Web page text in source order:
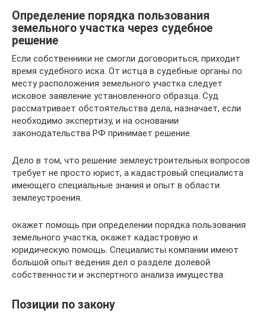
Определение порядка пользования
земельного участка через судебное
решение
Если собственники не смогли договориться, приходит
время судебного иска. От истца в судебные органы по
месту расположения земельного участка следует
исковое заявление установленного образца. Суд
рассматривает обстоятельства дела, назначает, если
необходимо экспертизу, и на основании
законодательства РФ принимает решение.
Дело в том, что решение землеустроительных вопросов
требует не просто юрист, а кадастровый специалиста
имеющего специальные знания и опыт в области
землеустроения.
окажет помощь при определении порядка пользования
земельного участка, окажет кадастровую и
юридическую помощь. Специалисты компании имеют
большой опыт ведения дел о разделе долевой
собственности и экспертного анализа имущества.
Позиции по закону